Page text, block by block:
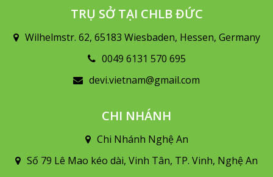
TRỤ SỞ TẠI CHLB ĐỨC
Wilhelmstr. 62, 65183 Wiesbaden, Hessen, Germany
0049 6131 570 695
devi.vietnam@gmail.com
CHI NHÁNH
Chi Nhánh Nghệ An
Số 79 Lê Mao kéo dài, Vinh Tân, TP. Vinh, Nghệ An